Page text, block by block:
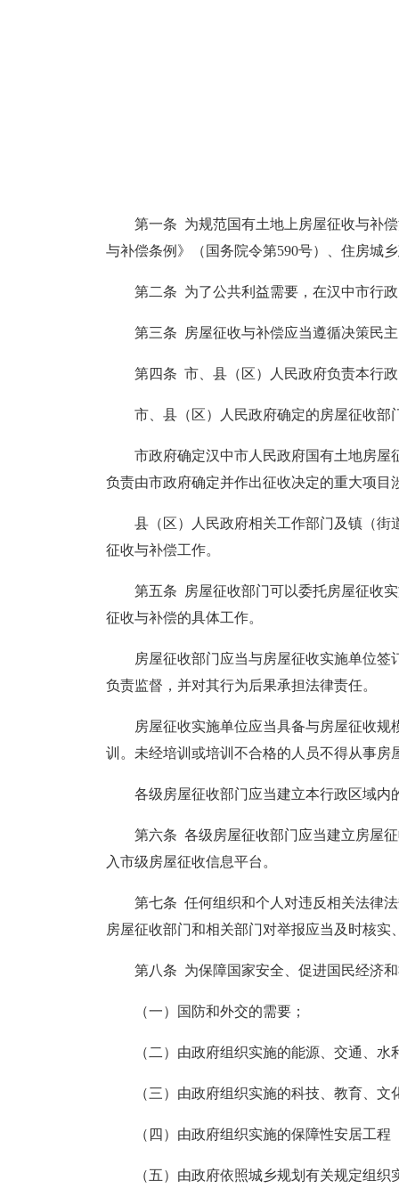
第一条 为规范国有土地上房屋征收与补
与补偿条例》（国务院令第590号）、住房城
第二条 为了公共利益需要，在汉中市行
第三条 房屋征收与补偿应当遵循决策民
第四条 市、县（区）人民政府负责本行
市、县（区）人民政府确定的房屋征收
市政府确定汉中市人民政府国有土地房
负责由市政府确定并作出征收决定的重大项
县（区）人民政府相关工作部门及镇（
征收与补偿工作。
第五条 房屋征收部门可以委托房屋征收
征收与补偿的具体工作。
房屋征收部门应当与房屋征收实施单位
负责监督，并对其行为后果承担法律责任。
房屋征收实施单位应当具备与房屋征收
训。未经培训或培训不合格的人员不得从事房
各级房屋征收部门应当建立本行政区域
第六条 各级房屋征收部门应当建立房屋
入市级房屋征收信息平台。
第七条 任何组织和个人对违反相关法律
房屋征收部门和相关部门对举报应当及时核实
第八条 为保障国家安全、促进国民经济
（一）国防和外交的需要；
（二）由政府组织实施的能源、交通、
（三）由政府组织实施的科技、教育、
（四）由政府组织实施的保障性安居工
（五）由政府依照城乡规划有关规定组